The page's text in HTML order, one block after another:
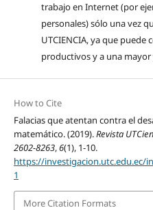
trabajo en Internet (por
personales) sólo una vez
UTCIENCIA, ya que
productivos y a una
How to Cite
Falacias que atentan contra el
matemático. (2019).Revista
2602-8263,6(1), 1-10.
https://investigacion.utc.edu.ec/
1
More Citation Formats